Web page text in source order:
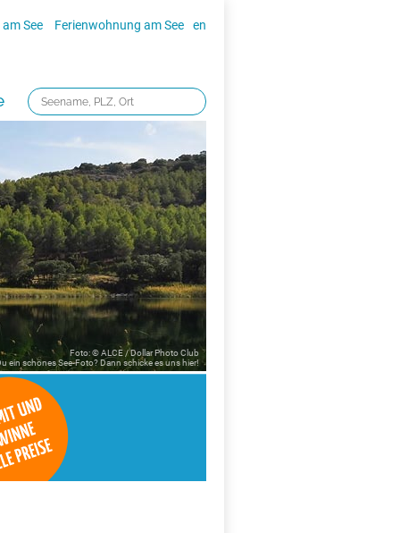
See Ferienwohnung am See en
Foto: © ALCE / Dollar Photo Club
ein schönes See-Foto? Dann schicke es uns hier!